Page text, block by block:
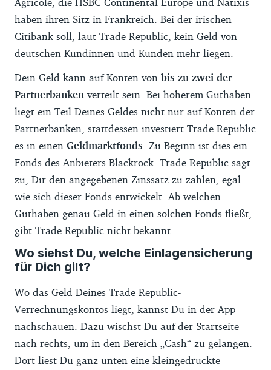
haben ihren Sitz in Frankreich. Bei der irischen
Citibank soll, laut Trade Republic, kein Geld von
deutschen Kundinnen und Kunden mehr liegen.
Dein Geld kann aufKonten von bis zu zwei der
Partnerbanken verteilt sein. Bei höherem Guthaben
liegt ein Teil Deines Geldes nicht nur auf Konten der
Partnerbanken, stattdessen investiert Trade Republic
es in einen Geldmarktfonds . Zu Beginn ist dies ein
Fonds des Anbieters Blackrock . Trade Republic sagt
zu, Dir den angegebenen Zinssatz zu zahlen, egal
wie sich dieser Fonds entwickelt. Ab welchen
Guthaben genau Geld in einen solchen Fonds fließt,
gibt Trade Republic nicht bekannt.
Wo siehst Du, welche Einlagensicherung
für Dich gilt?
Wo das Geld Deines Trade Republic-
Verrechnungskontos liegt, kannst Du in der App
nachschauen. Dazu wischst Du auf der Startseite
nach rechts, um in den Bereich „Cash“ zu gelangen.
Dort liest Du ganz unten eine kleingedruckte